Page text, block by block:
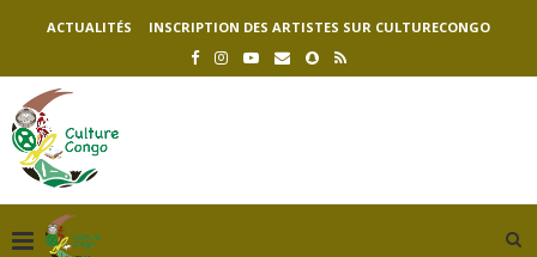
ACTUALITÉS INSCRIPTION DES ARTISTES SUR CULTURECONGO